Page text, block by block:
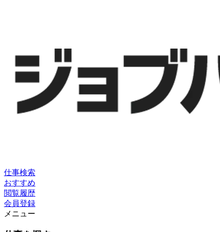
仕事検索
おすすめ
閲覧履歴
会員登録
メニュー